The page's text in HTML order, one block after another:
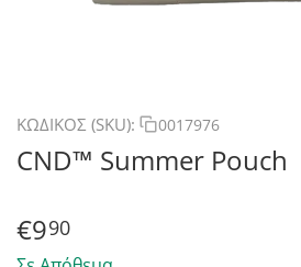
ΚΩΔΙΚΟΣ (SKU): 0017976
CND™ Summer Pouch
€990